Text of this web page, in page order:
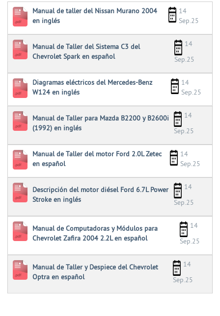
Manual de taller del Nissan Murano 2004
en inglés
14
Sep.25
Manual de Taller del Sistema C3 del
Chevrolet Spark en español
14
Sep.25
Diagramas eléctricos del Mercedes-Benz
W124 en inglés
14
Sep.25
Manual de Taller para Mazda B2200 y B2600i
(1992) en inglés
14
Sep.25
Manual de Taller del motor Ford 2.0L Zetec
en español
14
Sep.25
Descripción del motor diésel Ford 6.7L Power
Stroke en inglés
14
Sep.25
Manual de Computadoras y Módulos para
Chevrolet Zafira 2004 2.2L en español
14
Sep.25
Manual de Taller y Despiece del Chevrolet
Optra en español
14
Sep.25